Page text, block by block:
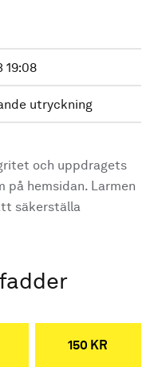
19:08
utryckning
och uppdragets
på hemsidan. Larmen
säkerställa
150 KR